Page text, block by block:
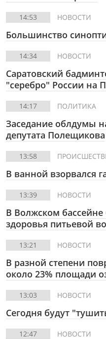
14:53 НОВОСТИ
Большинство
14:34 НОВОСТИ
Саратовский
"серебро" России на
14:17 ПОЛИТИКА
Заседание облдумы
депутата Полещикова
13:58
В ванной взорвался
13:39 НОВОСТИ
В Волжском бассейне
здоровья питьевой
13:21 НОВОСТИ
В разной степени
около 23% площади
13:03 НОВОСТИ
Сегодня будут
12:47 НОВОСТИ